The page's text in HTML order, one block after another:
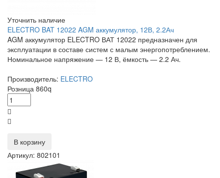
Уточнить наличие
ELECTRO BAT 12022 AGM аккумулятор, 12В, 2.2Ач
AGM аккумулятор ELECTRO ВАТ 12022 предназначен для
эксплуатации в составе систем с малым энергопотреблением.
Номинальное напряжение — 12 В, ёмкость — 2.2 Ач.
Производитель: ELECTRO
Розница 860q
В корзину
Артикул: 802101